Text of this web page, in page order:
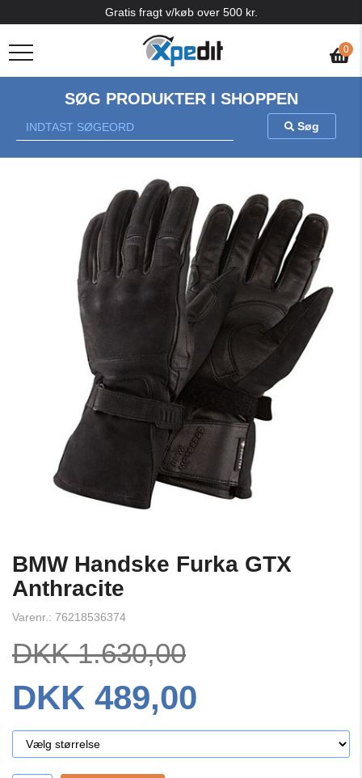
0
Gratis fragt v/køb over 500 kr.
SØG PRODUKTER I SHOPPEN
Søg
Previous
BMW Handske Furka GTX
Anthracite
Varenr.: 76218536374
DKK 1.630,00
DKK 489,00